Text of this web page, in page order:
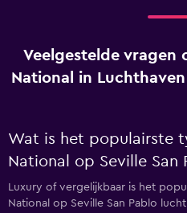
Veelgestelde vragen
National in
Wat is het populairste
National op Seville San
Luxury of vergelijkbaar is het
National op Seville San Pablo